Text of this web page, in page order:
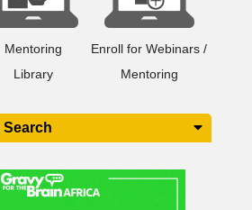
Mentoring
Library
Enroll for Webinars /
Mentoring
Search